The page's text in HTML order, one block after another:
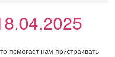
помогает нам пристраивать